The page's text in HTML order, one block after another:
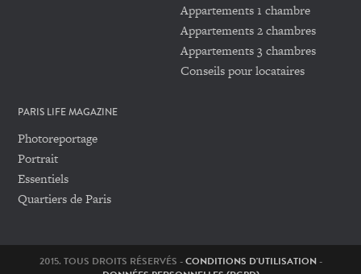
Appartements 1 chambre
Appartements 2 chambres
Appartements 3 chambres
Conseils pour locataires
PARIS LIFE MAGAZINE
Photoreportage
Portrait
Essentiels
Quartiers de Paris
2015. TOUS DROITS RÉSERVÉS -CONDITIONS D'UTILISATION-